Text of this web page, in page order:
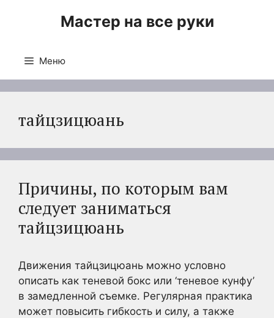
Мастер на все руки
Меню
тайцзицюань
Причины, по которым вам
следует заниматься
тайцзицюань
Движения тайцзицюань можно условно
описать как теневой бокс или ‘теневое кунфу’
в замедленной съемке. Регулярная практика
может повысить гибкость и силу, а также